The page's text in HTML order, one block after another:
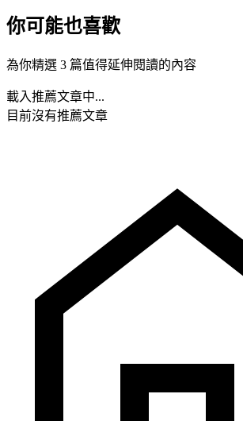
你可能也喜歡
為你精選 3 篇值得延伸閱讀的內容
載入推薦文章中...
目前沒有推薦文章